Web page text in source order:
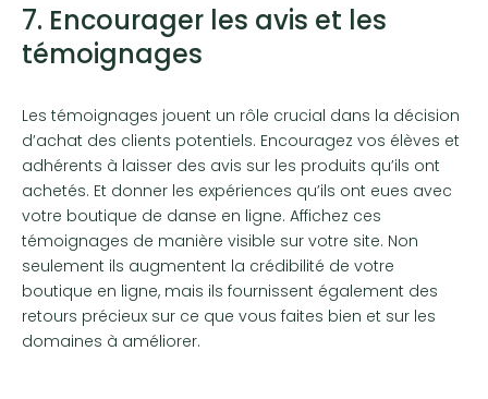
7. Encourager les avis et les
témoignages
Les témoignages jouent un rôle crucial dans la décision
d’achat des clients potentiels. Encouragez vos élèves et
adhérents à laisser des avis sur les produits qu’ils ont
achetés. Et donner les expériences qu’ils ont eues avec
votre boutique de danse en ligne. Affichez ces
témoignages de manière visible sur votre site. Non
seulement ils augmentent la crédibilité de votre
boutique en ligne, mais ils fournissent également des
retours précieux sur ce que vous faites bien et sur les
domaines à améliorer.